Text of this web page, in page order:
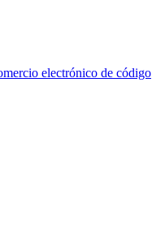
electrónico de código